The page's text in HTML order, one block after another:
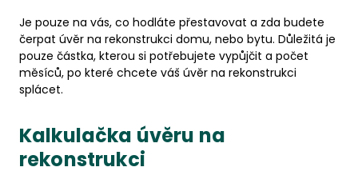
Je pouze na vás, co hodláte přestavovat a zda budete
čerpat úvěr na rekonstrukci domu, nebo bytu. Důležitá je
pouze částka, kterou si potřebujete vypůjčit a počet
měsíců, po které chcete váš úvěr na rekonstrukci
splácet.
Kalkulačka úvěru na
rekonstrukci